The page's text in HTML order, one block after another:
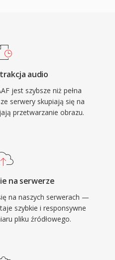
formatami
na licencji GNU
przez spolecznosc
zewnetrznymi. Choc
FLAC, zdobyly wieksza
audio
jest szybsze niż pełna
serwery skupiają się na
przetwarzanie obrazu.
na serwerze
na naszych serwerach —
szybkie i responsywne
pliku źródłowego.